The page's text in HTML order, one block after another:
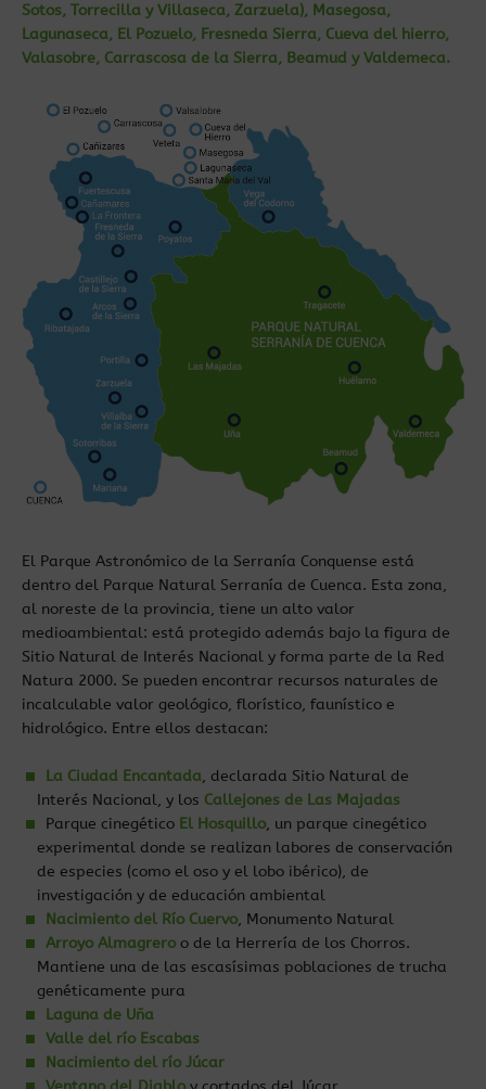
Sotos, Torrecilla y Villaseca, Zarzuela), Masegosa,
Lagunaseca, El Pozuelo, Fresneda Sierra, Cueva del hierro,
Valasobre, Carrascosa de la Sierra, Beamud y Valdemeca.
El Parque Astronómico de la Serranía Conquense está
dentro del Parque Natural Serranía de Cuenca. Esta zona,
al noreste de la provincia, tiene un alto valor
medioambiental: está protegido además bajo la figura de
Sitio Natural de Interés Nacional y forma parte de la Red
Natura 2000. Se pueden encontrar recursos naturales de
incalculable valor geológico, florístico, faunístico e
hidrológico. Entre ellos destacan:
La Ciudad Encantada, declarada Sitio Natural de
Interés Nacional, y los Callejones de Las Majadas
Parque cinegético El Hosquillo, un parque cinegético
experimental donde se realizan labores de conservación
de especies (como el oso y el lobo ibérico), de
investigación y de educación ambiental
Nacimiento del Río Cuervo, Monumento Natural
Arroyo Almagrero o de la Herrería de los Chorros.
Mantiene una de las escasísimas poblaciones de trucha
genéticamente pura
Laguna de Uña
Valle del río Escabas
Nacimiento del río Júcar